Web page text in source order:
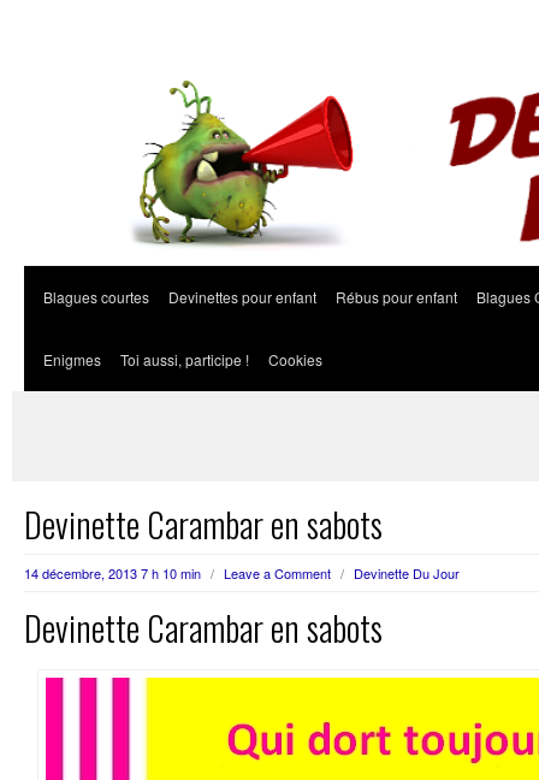
Blagues courtes Devinettes pour enfant Rébus pour enfant Blagues
Enigmes Toi aussi, participe ! Cookies
Devinette Carambar en sabots
14 décembre, 2013 7 h 10 min / Leave a Comment / Devinette Du Jour
Devinette Carambar en sabots